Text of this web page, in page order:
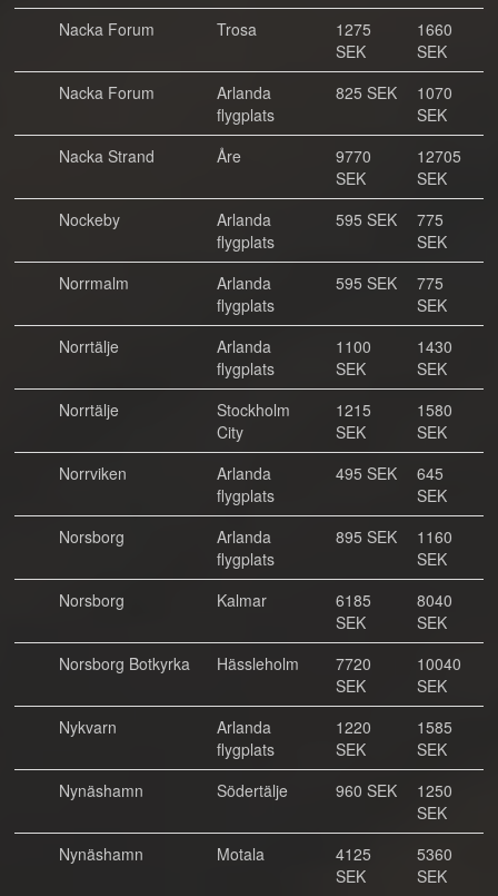
Nacka Forum
Trosa
1275
SEK
1660
SEK
Nacka Forum
Arlanda
flygplats
825 SEK
1070
SEK
Nacka Strand
Åre
9770
SEK
12705
SEK
Nockeby
Arlanda
flygplats
595 SEK
775
SEK
Norrmalm
Arlanda
flygplats
595 SEK
775
SEK
Norrtälje
Arlanda
flygplats
1100
SEK
1430
SEK
Norrtälje
Stockholm
City
1215
SEK
1580
SEK
Norrviken
Arlanda
flygplats
495 SEK
645
SEK
Norsborg
Arlanda
flygplats
895 SEK
1160
SEK
Norsborg
Kalmar
6185
SEK
8040
SEK
Norsborg Botkyrka
Hässleholm
7720
SEK
10040
SEK
Nykvarn
Arlanda
flygplats
1220
SEK
1585
SEK
Nynäshamn
Södertälje 960 SEK
1250
SEK
Nynäshamn
Motala
4125
SEK
5360
SEK